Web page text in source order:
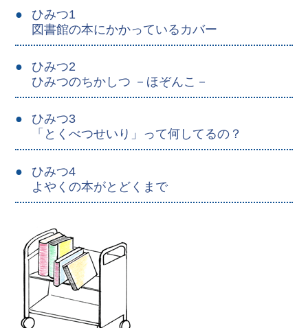
ひみつ1
図書館の本にかかっているカバー
ひみつ2
ひみつのちかしつ －ほぞんこ－
ひみつ3
「とくべつせいり」って何してるの？
ひみつ4
よやくの本がとどくまで